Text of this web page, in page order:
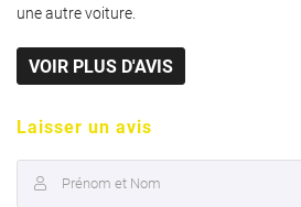
Actualités
Contact
une autre voiture.
VOIR PLUS D'AVIS
Laisser un avis
 Prénom et Nom